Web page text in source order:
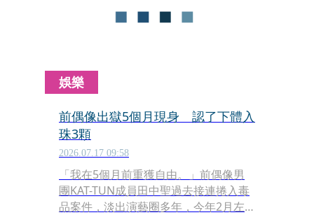
娛樂
前偶像出獄5個月現身 認了下體入
珠3顆
2026.07.17 09:58
「我在5個月前重獲自由。」前偶像男
團KAT-TUN成員田中聖過去接連捲入毒
品案件，淡出演藝圈多年，今年2月左